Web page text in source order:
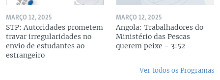
MARÇO 12, 2025
STP: Autoridades prometem
travar irregularidades no
envio de estudantes ao
estrangeiro
MARÇO 12, 2025
Angola: Trabalhadores do
Ministério das Pescas
querem peixe - 3:52
Ver todos os Programas